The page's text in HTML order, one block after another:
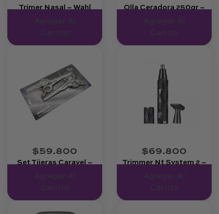
Trimer Nasal – Wahl
Agregar Al
Carrito
Olla Ceradora 250gr –
Agregar Al
Carrito
$59.800
Set Tijeras Caravel –
Agregar Al
Carrito
$69.800
Trimmer Nt System 2 –
Agregar Al
Carrito